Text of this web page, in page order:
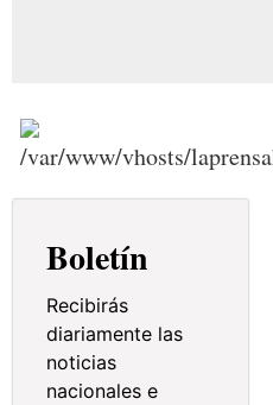
Boletín
Recibirás
diariamente las
noticias
nacionales e